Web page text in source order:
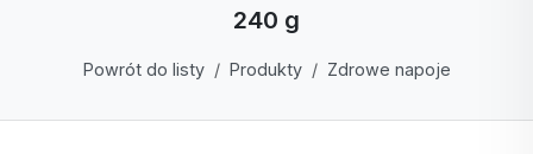
240 g
Powrót do listy Produkty Zdrowe napoje